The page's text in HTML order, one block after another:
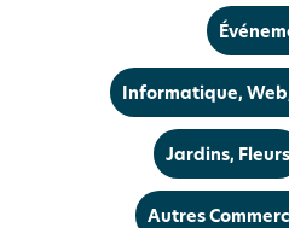
Informatique,
Jardins, Fleurs
Autres